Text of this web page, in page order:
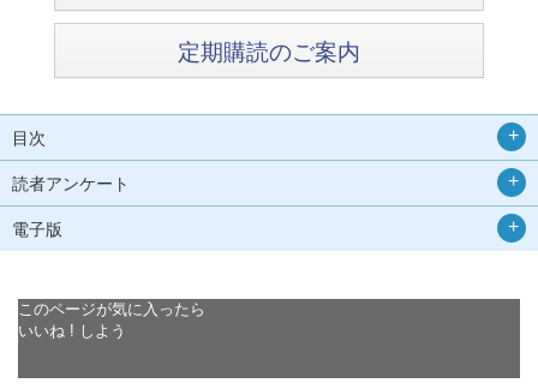
定期購読のご案内
目次
読者アンケート
電子版
このページが気に入ったら
いいね ! しよう